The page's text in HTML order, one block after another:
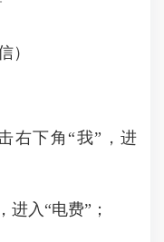
）
下角“我”，进
入“电费”；